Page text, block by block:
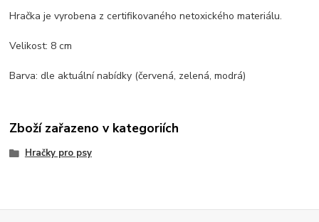
Hračka je vyrobena z certifikovaného netoxického materiálu.
Velikost: 8 cm
Barva: dle aktuální nabídky (červená, zelená, modrá)
Zboží zařazeno v kategoriích
Hračky pro psy